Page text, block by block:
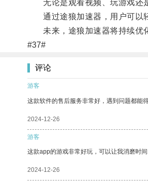
无论是观看视频、玩游戏还是
通过途狼加速器，用户可以轻
未来，途狼加速器将持续优化
#37#
评论
游客
这款软件的售后服务非常好，遇到问题都能
2024-12-26
游客
这款app的游戏非常好玩，可以让我消磨时间
2024-12-26